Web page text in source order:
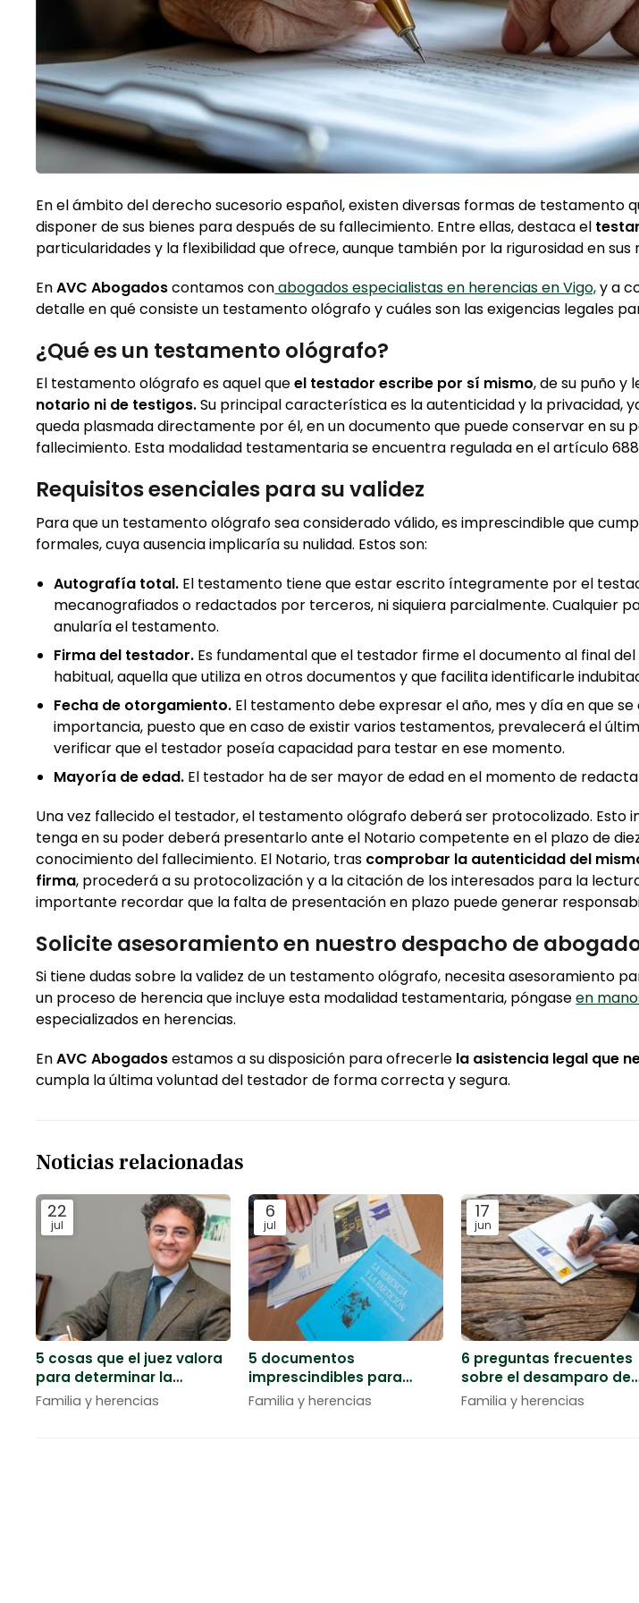
En el ámbito del derecho sucesorio español, existen diversas formas de testamento
disponer de sus bienes para después de su fallecimiento. Entre ellas, destaca el
particularidades y la flexibilidad que ofrece, aunque también por la rigurosidad en sus
EnAVC Abogadoscontamos conabogados especialistas en herencias en Vigo,y a
detalle en qué consiste un testamento ológrafo y cuáles son las exigencias legales
¿Qué es un testamento ológrafo?
El testamento ológrafo es aquel queel testador escribe por sí mismo, de su puño y
notario ni de testigos.Su principal característica es la autenticidad y la privacidad,
queda plasmada directamente por él, en un documento que puede conservar en su
fallecimiento. Esta modalidad testamentaria se encuentra regulada en el artículo 688
Requisitos esenciales para su validez
Para que un testamento ológrafo sea considerado válido, es imprescindible que
formales, cuya ausencia implicaría su nulidad. Estos son:
Autografía total. El testamento tiene que estar escrito íntegramente por el
mecanografiados o redactados por terceros, ni siquiera parcialmente. Cualquier
anularía el testamento.
Firma del testador. Es fundamental que el testador firme el documento al final
habitual, aquella que utiliza en otros documentos y que facilita identificarle
Fecha de otorgamiento. El testamento debe expresar el año, mes y día en que
importancia, puesto que en caso de existir varios testamentos, prevalecerá el
verificar que el testador poseía capacidad para testar en ese momento.
Mayoría de edad. El testador ha de ser mayor de edad en el momento de
Una vez fallecido el testador, el testamento ológrafo deberá ser protocolizado. Esto
tenga en su poder deberá presentarlo ante el Notario competente en el plazo de
conocimiento del fallecimiento. El Notario, tras comprobar la autenticidad del
firma, procederá a su protocolización y a la citación de los interesados para la
importante recordar que la falta de presentación en plazo puede generar
Solicite asesoramiento en nuestro despacho de
Si tiene dudas sobre la validez de un testamento ológrafo, necesita asesoramiento
un proceso de herencia que incluye esta modalidad testamentaria, póngaseen
especializados en herencias.
EnAVC Abogadosestamos a su disposición para ofrecerle la asistencia legal que
cumpla la última voluntad del testador de forma correcta y segura.
Noticias relacionadas
22
jul
5 cosas que el juez valora
para determinar la
custodia de los hijos
Familia y herencias
6
jul
5 documentos
imprescindibles para
iniciar los trámites de una
herencia
Familia y herencias
17
jun
6 preguntas frecuentes
sobre el desamparo de
menores
Familia y herencias